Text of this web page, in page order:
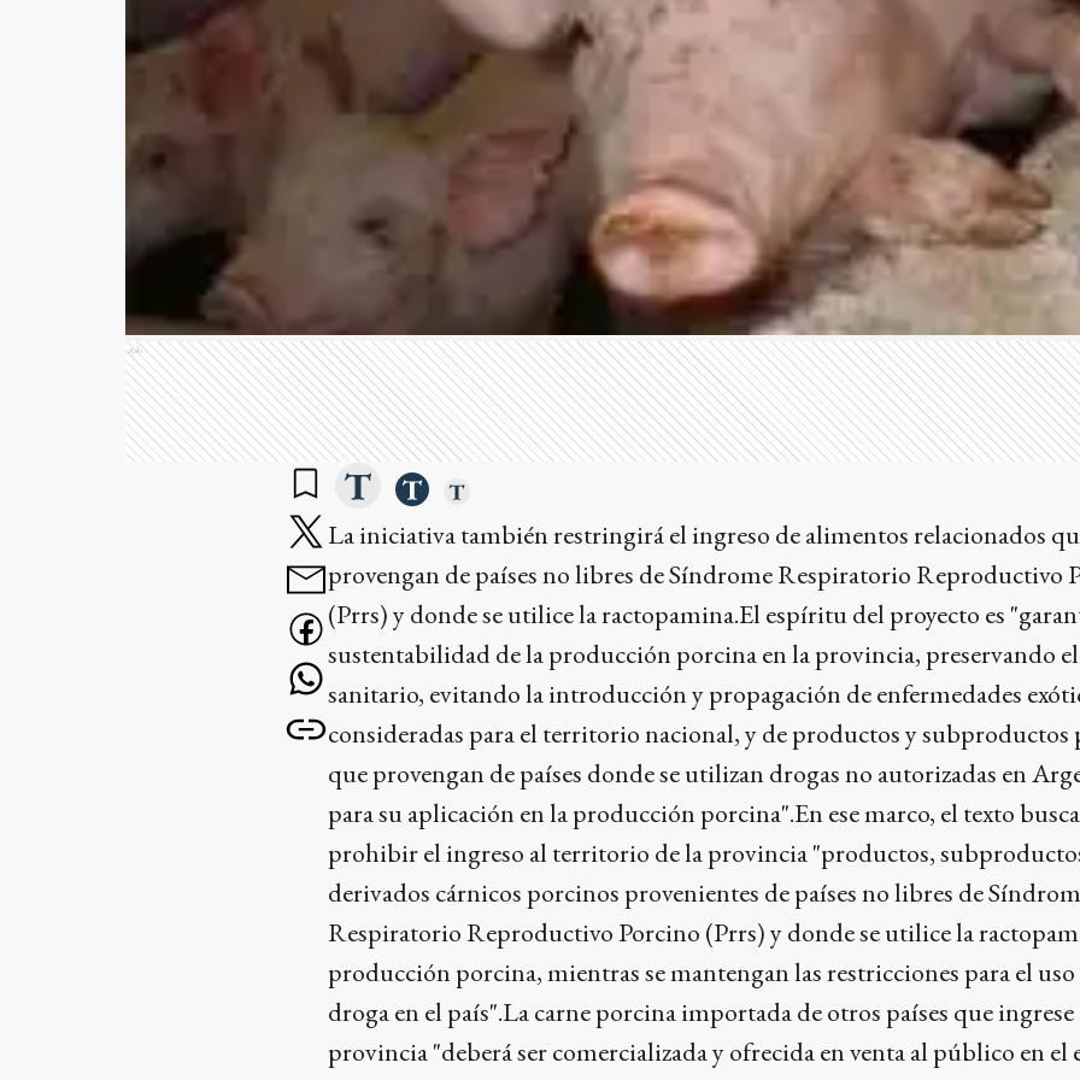
Ads
La iniciativa también restringirá el ingreso de alimentos relacionados
provengan de países no libres de Síndrome Respiratorio Reproductivo
(Prrs) y donde se utilice la ractopamina.El espíritu del proyecto es
sustentabilidad de la producción porcina en la provincia, preservando
sanitario, evitando la introducción y propagación de enfermedades
consideradas para el territorio nacional, y de productos y subproductos
que provengan de países donde se utilizan drogas no autorizadas en
para su aplicación en la producción porcina".En ese marco, el texto busca
prohibir el ingreso al territorio de la provincia "productos,
derivados cárnicos porcinos provenientes de países no libres de
Respiratorio Reproductivo Porcino (Prrs) y donde se utilice la
producción porcina, mientras se mantengan las restricciones para el uso
droga en el país".La carne porcina importada de otros países que ingrese
provincia "deberá ser comercializada y ofrecida en venta al público en el